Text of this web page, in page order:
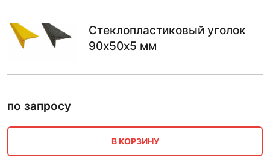
Стеклопластиковый уголок
90х50х5 мм
по запросу
В КОРЗИНУ